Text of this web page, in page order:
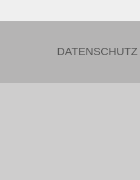
DATENSCHUTZ